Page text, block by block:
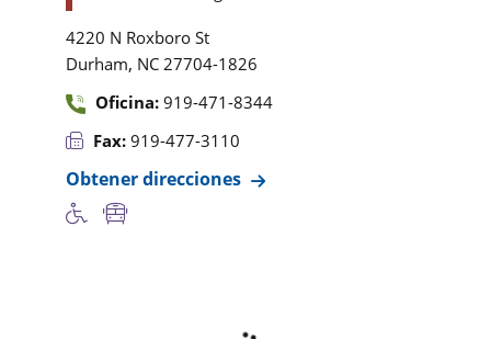
4220 N Roxboro St
Durham, NC 27704-1826
Oficina: 919-471-8344
Fax: 919-477-3110
Obtener direcciones